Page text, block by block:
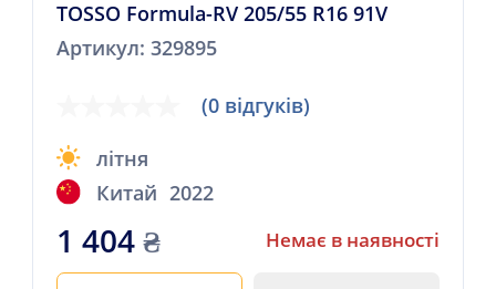
TOSSO Formula-RV 205/55 R16 91V
Артикул: 329895
(0 відгуків)
літня
Китай 2022
1 404₴ Немає в наявності